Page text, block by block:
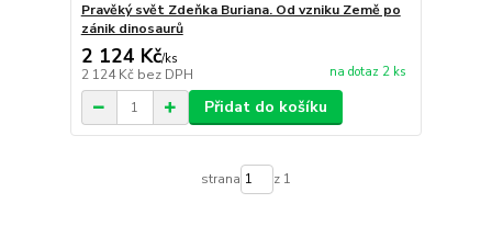
Pravěký svět Zdeňka Buriana. Od vzniku Země po
zánik dinosaurů
2 124 Kč/ks
2 124 Kč bez DPH na dotaz 2 ks
Přidat do košíku
strana z 1